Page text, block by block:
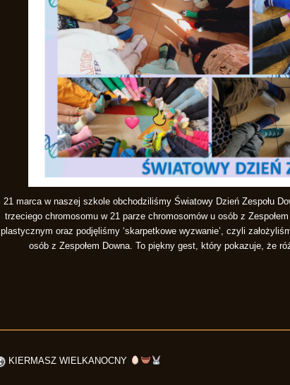
21 marca w naszej szkole obchodziliśmy Światowy Dzień Zespołu
trzeciego chromosomu w 21 parze chromosomów u osób z
plastycznym oraz podjęliśmy ‘skarpetkowe wyzwanie’, czyli
osób z Zespołem Downa. To piękny gest, który pokazuje, że
KIERMASZ WIELKANOCNY